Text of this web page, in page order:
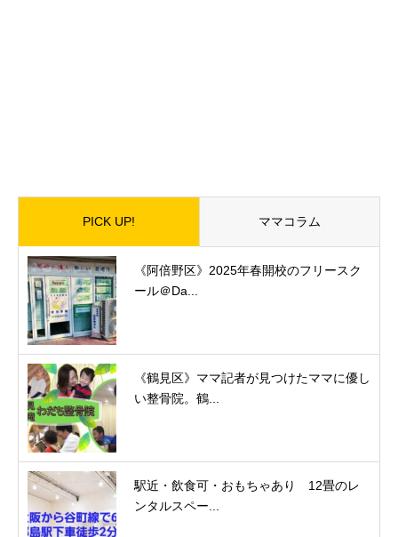
PICK UP! ママコラム
《阿倍野区》2025年春開校のフリースク
ール＠Da...
《鶴見区》ママ記者が見つけたママに優し
い整骨院。鶴...
駅近・飲食可・おもちゃあり 12畳のレ
ンタルスペー...